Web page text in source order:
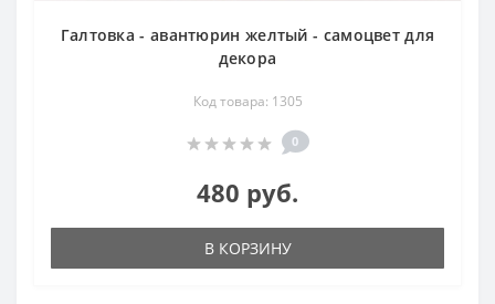
Галтовка - авантюрин желтый - самоцвет для
декора
Код товара: 1305
0
480 руб.
В КОРЗИНУ